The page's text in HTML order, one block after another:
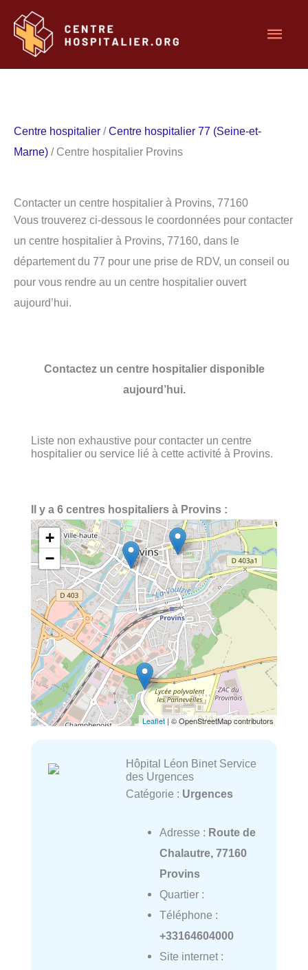
contenu
Centre hospitalier /Centre hospitalier 77 (Seine-et-
Marne) / Centre hospitalier Provins
Contacter un centre hospitalier à Provins, 77160
Vous trouverez ci-dessous le coordonnées pour contacter
un centre hospitalier à Provins, 77160, dans le
département du 77 pour une prise de RDV, un conseil ou
pour vous rendre au un centre hospitalier ouvert
aujourd’hui.
Contactez un centre hospitalier disponible
aujourd’hui.
Liste non exhaustive pour contacter un centre
hospitalier ou service lié à cette activité à Provins.
Il y a 6 centres hospitaliers à Provins :
+
−
Leaflet | © OpenStreetMap contributors
Hôpital Léon Binet Service
des Urgences
Catégorie : Urgences
Adresse : Route de
Chalautre, 77160
Provins
Quartier :
Téléphone :
+33164604000
Site internet :